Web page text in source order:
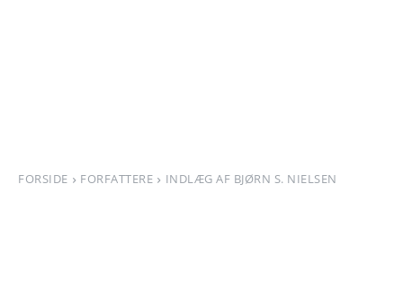
FORSIDE FORFATTERE INDLÆG AF BJØRN S. NIELSEN